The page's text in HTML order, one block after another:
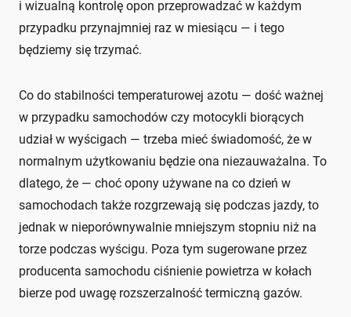
i wizualną kontrolę opon przeprowadzać w każdym
przypadku przynajmniej raz w miesiącu — i tego
będziemy się trzymać.
Co do stabilności temperaturowej azotu — dość ważnej
w przypadku samochodów czy motocykli biorących
udział w wyścigach — trzeba mieć świadomość, że w
normalnym użytkowaniu będzie ona niezauważalna. To
dlatego, że — choć opony używane na co dzień w
samochodach także rozgrzewają się podczas jazdy, to
jednak w nieporównywalnie mniejszym stopniu niż na
torze podczas wyścigu. Poza tym sugerowane przez
producenta samochodu ciśnienie powietrza w kołach
bierze pod uwagę rozszerzalność termiczną gazów.